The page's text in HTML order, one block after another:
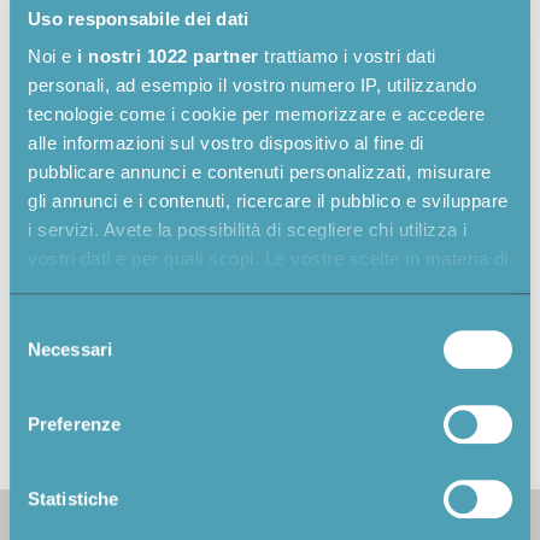
Uso responsabile dei dati
Noi e i nostri 1022 partner trattiamo i vostri dati
personali, ad esempio il vostro numero IP, utilizzando
tecnologie come i cookie per memorizzare e accedere
alle informazioni sul vostro dispositivo al fine di
pubblicare annunci e contenuti personalizzati, misurare
gli annunci e i contenuti, ricercare il pubblico e sviluppare
i servizi. Avete la possibilità di scegliere chi utilizza i
vostri dati e per quali scopi. Le vostre scelte in materia di
modificare o revocare il proprio consenso in qualsiasi
momento dalla Dichiarazione sui cookie o facendo clic
raccogliere informazioni sulla tua posizione
geografica, con un'approssimazione di qualche
delNecessari
Preferenze
Statistiche
È stata inoltre integrata un’area riservata dedicata ai
giurati, dove possono assegnare le votazioni alle
singole candidature. La giuria può visionare e votare
online tutti i progetti in concorso candidati dalle
aziende. I giurati possono votare autonomamente:
dalle votazioni effettuate, il sistema elabora la shortlist
del premio.
A livello visivo, la web app è caratterizzata da
animazioni fluide e ingaggianti, che rendono la
l’usabilità.
Share on: